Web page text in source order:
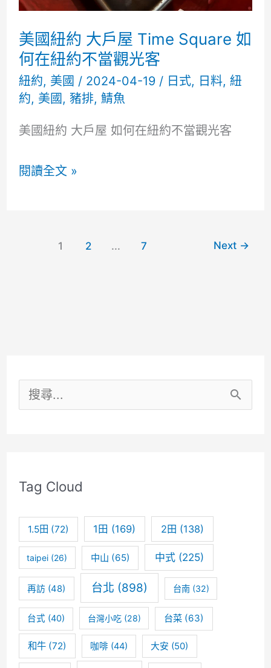
料
ft.
五
十
嵐
美國紐約 大戶屋 Time Square 如
何在紐約不當觀光客
紐約, 美國 / 2024-04-19 / 日式, 日料, 紐
約, 美國 , 豬排, 鯖魚
美國紐約 大戶屋 如何在紐約不當觀光客
美
何
不
觀
光
客
閱讀全文 »
1 2 ... 7 Next →
搜
字
Tag Cloud
1.5田 (72) 1田 (169) 2田 (138)
taipei (26) 中山 (65) 中式(225)
再訪 (48) 台北 (898) 台南(32)
台式 (40) 台灣小吃(28) 台菜 (63)
和牛(72) 咖啡(44) 大安 (50)